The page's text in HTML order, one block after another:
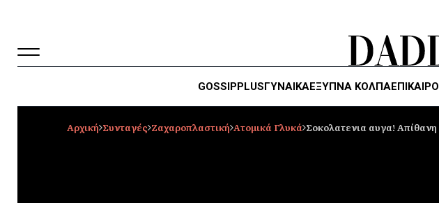
GOSSIPPLUSΓΥΝΑΙΚΑΈΞΥΠΝΑ ΚΌΛΠΑ
Αρχική Συνταγές Ζαχαροπλαστική Ατομικά Γλυκά Σοκολατενια αυγα! Απίθανη